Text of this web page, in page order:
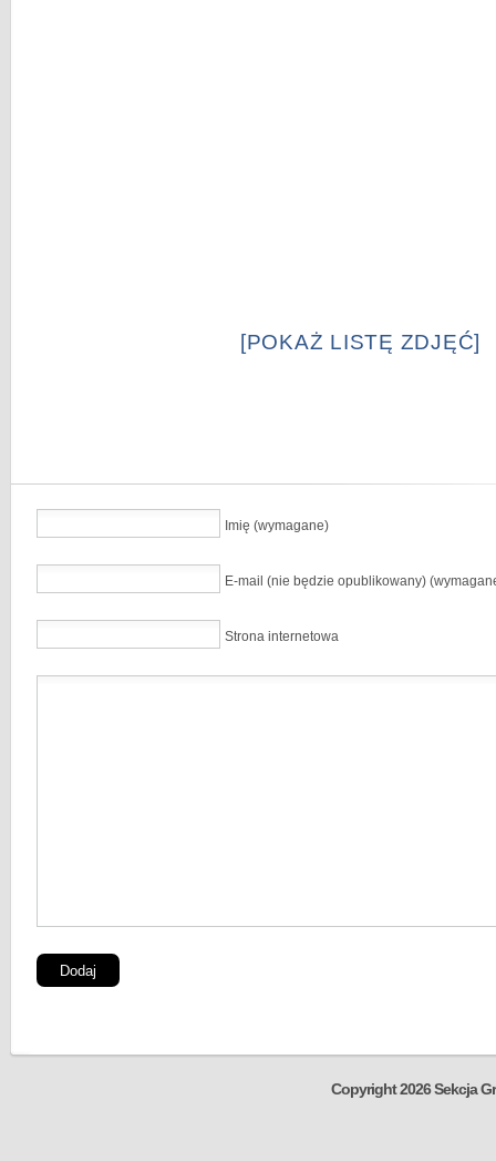
[POKAŻ LISTĘ ZDJĘĆ]
Imię (wymagane)
E-mail (nie będzie opublikowany)
Strona internetowa
Copyright 2026 Sekcja